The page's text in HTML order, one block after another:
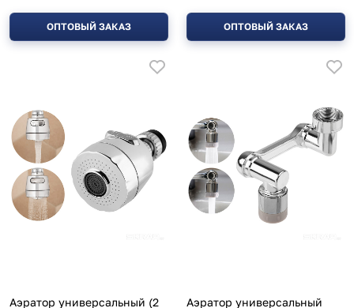
ОПТОВЫЙ ЗАКАЗ ОПТОВЫЙ ЗАКАЗ
Аэратор универсальный (2
Аэратор универсальный